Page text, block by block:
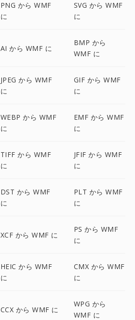
PNG から WMF
に
SVG から WMF
に
AI から WMF に
BMP から
WMF に
JPEG から WMF
に
GIF から WMF
に
WEBP から WMF
に
EMF から WMF
に
TIFF から WMF
に
JFIF から WMF
に
DST から WMF
に
PLT から WMF
に
XCF から WMF に
PS から WMF
に
HEIC から WMF
に
CMX から WMF
に
CCX から WMF に
WPG から
WMF に